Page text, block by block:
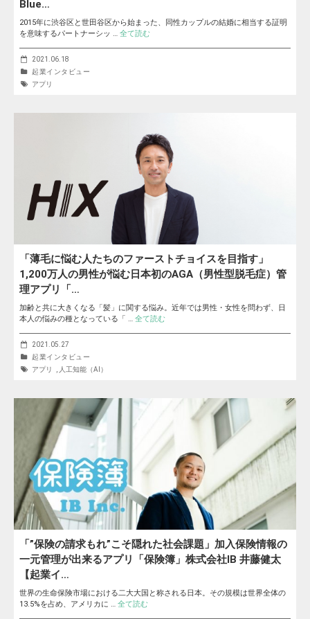
Blue…
2015年に渋谷区と世田谷区から始まった、同性カップルの結婚に相当する証明
を意味するパートナーシッ … 全て読む
2021.06.18
起業インタビュー
アプリ
「薄毛に悩む人たちのファーストチョイスを目指す」
1,200万人の男性が悩む日本初のAGA（男性型脱毛症）管
理アプリ「…
加齢と共に大きくなる「髪」に関する悩み。近年では男性・女性を問わず、日
本人の悩みの種となっている「 … 全て読む
2021.05.27
起業インタビュー
アプリ
人工知能（AI）
「”保険の請求もれ”こそ隠れた社会課題」加入保険情報の
一元管理が出来るアプリ「保険簿」株式会社IB 井藤健太
【起業イ…
世界の生命保険市場における二大大国と称される日本。その規模は世界全体の
13.5%を占め、アメリカに … 全て読む